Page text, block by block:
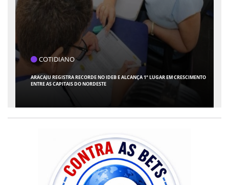
PAÍS
TCU ENTREGA AO TSE LISTA DE RESPONSÁVEIS COM CONTAS JULGADAS
IRREGULARES